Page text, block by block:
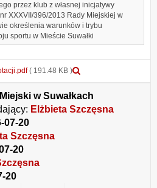
przez klub z własnej inicjatywy
XXXVII/396/2013 Rady Miejskiej w
określenia warunków i trybu
sportu w Mieście Suwałki
( 191.48 KB )
załącznika
Informacja
o
przyznanej
w Suwałkach
Elżbieta Szczęsna
07-20
Szczęsna
20
20